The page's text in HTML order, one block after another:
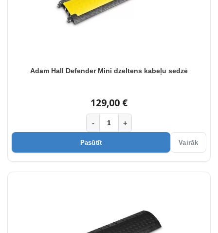
Adam Hall Defender Mini dzeltens kabeļu sedzē
129,00 €
- +
Pasūtīt Vairāk